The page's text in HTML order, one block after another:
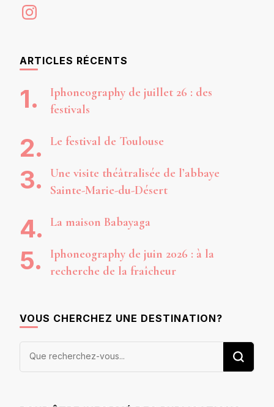
Instagram
ARTICLES RÉCENTS
Iphoneography de juillet 26 : des
festivals
Le festival de Toulouse
Une visite théâtralisée de l’abbaye
Sainte-Marie-du-Désert
La maison Babayaga
Iphoneography de juin 2026 : à la
recherche de la fraîcheur
VOUS CHERCHEZ UNE DESTINATION?
Vous